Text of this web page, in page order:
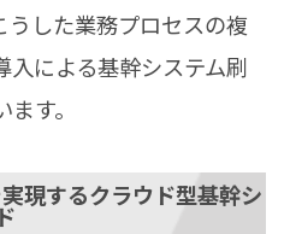
うした業務プロセスの複
入による基幹システム刷
す。
現するクラウド型基幹シ